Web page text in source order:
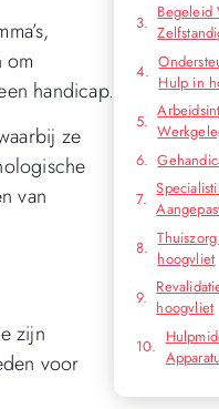
om
handicap.
ze
van
zijn
voor
Begeleid
Hulp in
hoogvliet
hoogvliet